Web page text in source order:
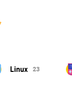
Linux 23